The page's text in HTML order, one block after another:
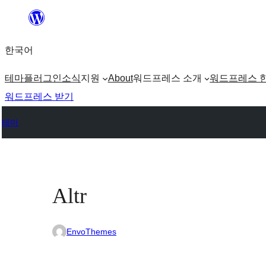
츠
로
가
한국어
테마플러그인소식지원 About워드프레스 소개 워드프레스
워드프레스 받기
테마
Altr
EnvoThemes